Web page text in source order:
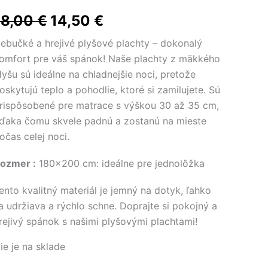
€ Pôvodná
cena
bola:
18,00 €.
14,50€
cena
je:
14,50 €.
a hrejivé plyšové plachty – dokonalý
pre váš spánok! Naše plachty z mäkkého
sú ideálne na chladnejšie noci, pretože
teplo a pohodlie, ktoré si zamilujete. Sú
pre matrace s výškou 30 až 35 cm,
čomu skvele padnú a zostanú na mieste
celej noci.
: 180×200 cm: ideálne pre jednolôžka
kvalitný materiál je jemný na dotyk, ľahko
udržiava a rýchlo schne. Doprajte si pokojný a
spánok s našimi plyšovými plachtami!
je na sklade